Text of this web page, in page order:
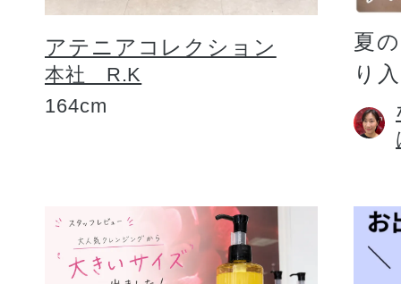
アテニアコレクション
本社 R.K
164cm
夏
り